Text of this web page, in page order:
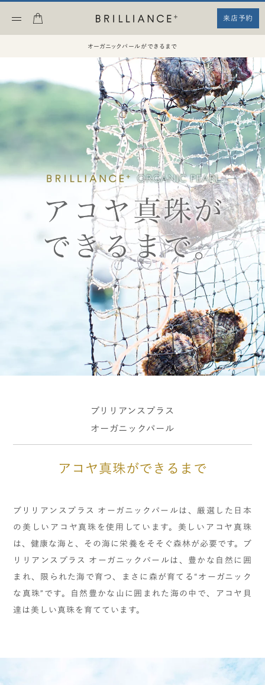
来店予約
オーガニックパールができるまで
ブリリアンスプラス
オーガニックパール
アコヤ真珠ができるまで
ブリリアンスプラス オーガニックパールは、厳選した日本
の美しいアコヤ真珠を使用しています。美しいアコヤ真珠
は、健康な海と、その海に栄養をそそぐ森林が必要です。ブ
リリアンスプラス オーガニックパールは、豊かな自然に囲
まれ、限られた海で育つ、まさに森が育てる“オーガニック
な真珠”です。自然豊かな山に囲まれた海の中で、アコヤ貝
達は美しい真珠を育てています。